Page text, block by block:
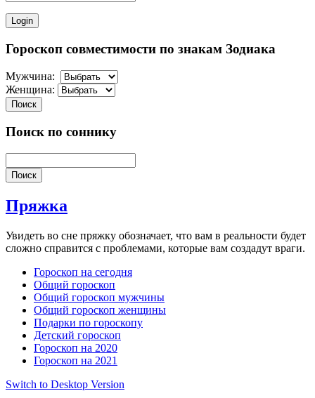
Гороскоп совместимости по знакам Зодиака
Мужчина:
Женщина:
Поиск
Поиск по соннику
Поиск
Пряжка
Увидеть во сне пряжку обозначает, что вам в реальности будет
сложно справится с проблемами, которые вам создадут враги.
Гороскоп на сегодня
Общий гороскоп
Общий гороскоп мужчины
Общий гороскоп женщины
Подарки по гороскопу
Детский гороскоп
Гороскоп на 2020
Гороскоп на 2021
Switch to Desktop Version